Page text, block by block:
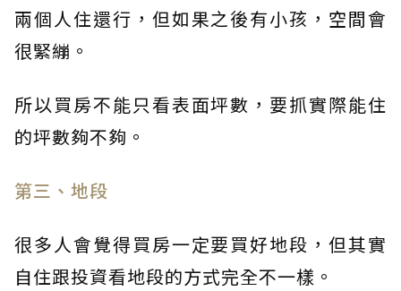
兩個人住還行，但如果之後有小孩，空間會
很緊繃。
所以買房不能只看表面坪數，要抓實際能住
的坪數夠不夠。
第三、地段
很多人會覺得買房一定要買好地段，但其實
自住跟投資看地段的方式完全不一樣。